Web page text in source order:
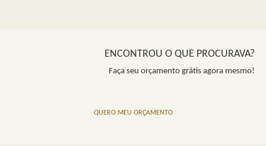
ENCONTROU O QUE PROCURAVA?
Faça seu orçamento grátis agora mesmo!
QUERO MEU ORÇAMENTO